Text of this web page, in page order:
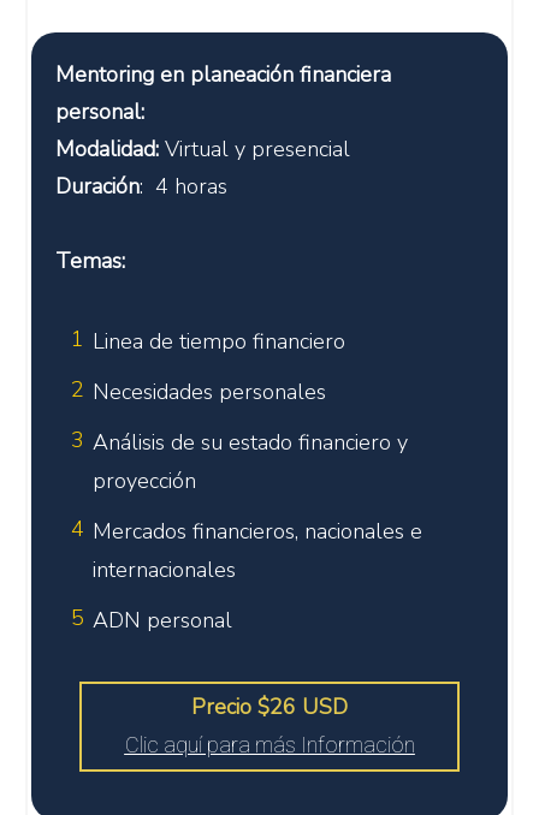
Mentoring en planeación financiera
personal:
Modalidad: Virtual y presencial
Duración: 4 horas
Temas:
1 Linea de tiempo financiero
2 Necesidades personales
3 Análisis de su estado financiero y
proyección
4 Mercados financieros, nacionales e
internacionales
5 ADN personal
Precio $26 USD
Clic aquí para más Información